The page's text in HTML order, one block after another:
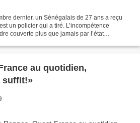
dernier, un Sénégalais de 27 ans a reçu
un policier qui a tiré. L’incompétence
couverte plus que jamais par l’état
au quotidien,
suffit!»